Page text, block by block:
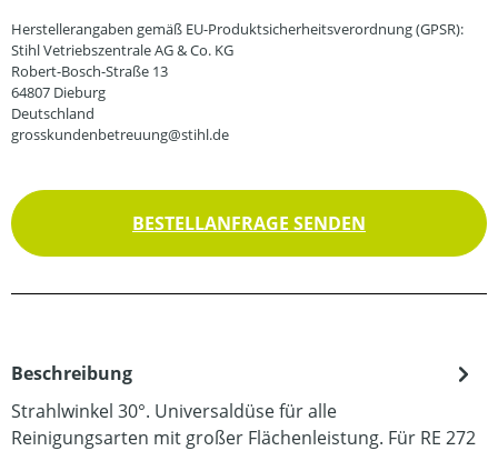
Herstellerangaben gemäß EU-Produktsicherheitsverordnung (GPSR):
Stihl Vetriebszentrale AG & Co. KG
Robert-Bosch-Straße 13
64807 Dieburg
Deutschland
grosskundenbetreuung@stihl.de
BESTELLANFRAGE SENDEN
Beschreibung
Strahlwinkel 30°. Universaldüse für alle
Reinigungsarten mit großer Flächenleistung. Für RE 272